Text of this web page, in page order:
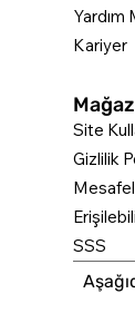
Site
Gizlilik
SSS
Yardım
Kariyer